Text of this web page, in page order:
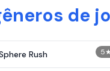
de
5
Rush